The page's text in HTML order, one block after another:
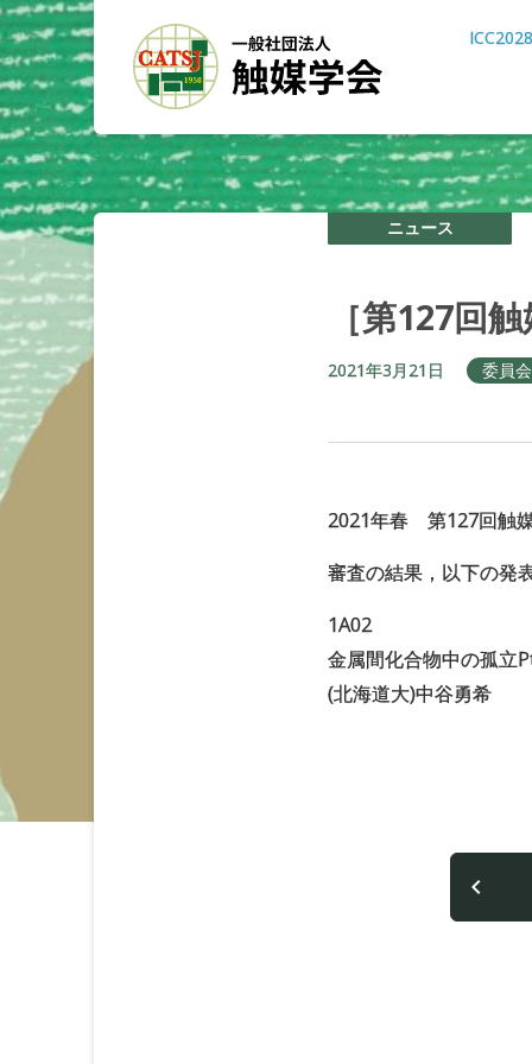
ニュース
［第127回
2021年3月21日 委員
2021年春 第127回触
審査の結果，以下の発
1A02
金属間化合物中の孤立
(北海道大)中谷勇希